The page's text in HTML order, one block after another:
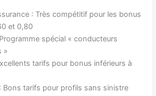
: Très compétitif pour les bonus
et 0,80
spécial « conducteurs
»
tarifs pour bonus inférieurs à
Bons tarifs pour profils sans sinistre